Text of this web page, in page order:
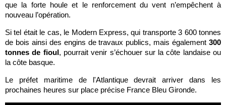
que la forte houle et le renforcement du vent n’empêchent à
nouveau l’opération.
Si tel était le cas, le Modern Express, qui transporte 3 600 tonnes
de bois ainsi des engins de travaux publics, mais également 300
tonnes de fioul, pourrait venir s’échouer sur la côte landaise ou
la côte basque.
Le préfet maritime de l'Atlantique devrait arriver dans les
prochaines heures sur place précise France Bleu Gironde.